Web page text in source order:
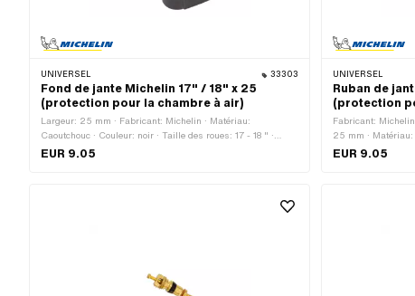
UNIVERSEL 33303
Fond de jante Michelin 17" / 18" x 25
(protection pour la chambre à air)
Largeur: 25 mm · Fabricant: Michelin · Matériau:
Caoutchouc · Couleur: noir · Taille des roues: 17 - 18 " ·
Longueur totale: 1210 mm
EUR 9.05
UNIVERSEL
Ruban de
(protection
Fabricant:
25 mm · Matériau:
roues: 18 - 19 "
EUR 9.05